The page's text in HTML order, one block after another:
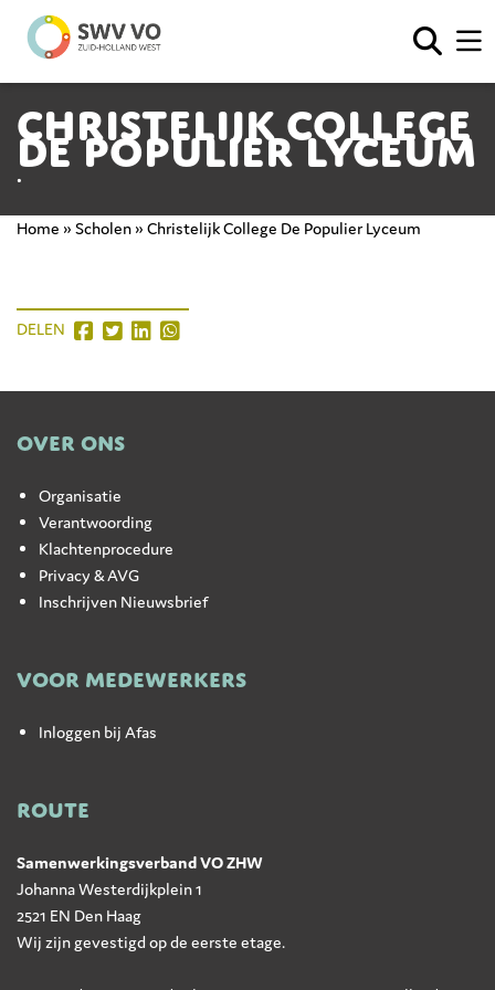
Christelijk College
De Populier Lyceum
•
Home » Scholen » Christelijk College De Populier Lyceum
DELEN
OVER ONS
Organisatie
Verantwoording
Klachtenprocedure
Privacy & AVG
Inschrijven Nieuwsbrief
VOOR MEDEWERKERS
Inloggen bij Afas
ROUTE
Samenwerkingsverband VO ZHW
Johanna Westerdijkplein 1
2521 EN Den Haag
Wij zijn gevestigd op de eerste etage.